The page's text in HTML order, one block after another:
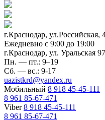
г.Краснодар, ул.Российская,
Ежедневно c 9:00 до 19:00
г.Краснодар, ул. Уральская
Пн. — пт.: 9–19
Сб. — вс.: 9-17
uazistkrd@yandex.ru
Мобильный 8 918 45-45-111
8 961 85-67-471
Viber8 918 45-45-111
8 961 85-67-471